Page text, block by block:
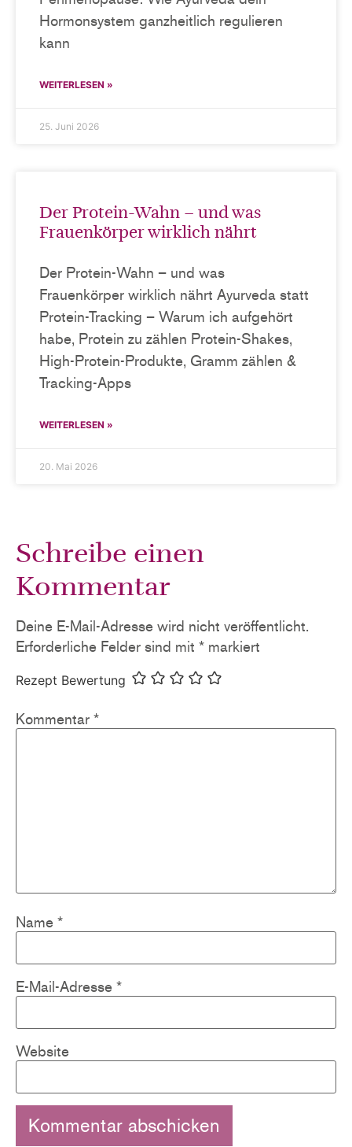
Hormonsystem ganzheitlich regulieren
kann
WEITERLESEN »
25. Juni 2026
Der Protein-Wahn – und was
Frauenkörper wirklich nährt
Der Protein-Wahn – und was
Frauenkörper wirklich nährt Ayurveda statt
Protein-Tracking – Warum ich aufgehört
habe, Protein zu zählen Protein-Shakes,
High-Protein-Produkte, Gramm zählen &
Tracking-Apps
WEITERLESEN »
20. Mai 2026
Schreibe einen
Kommentar
Deine E-Mail-Adresse wird nicht veröffentlicht.
Erforderliche Felder sind mit * markiert
Rezept Bewertung
Kommentar *
Name *
E-Mail-Adresse *
Website